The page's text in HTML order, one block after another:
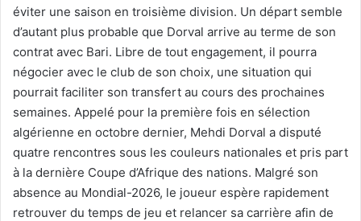
éviter une saison en troisième division. Un départ semble
d’autant plus probable que Dorval arrive au terme de son
contrat avec Bari. Libre de tout engagement, il pourra
négocier avec le club de son choix, une situation qui
pourrait faciliter son transfert au cours des prochaines
semaines. Appelé pour la première fois en sélection
algérienne en octobre dernier, Mehdi Dorval a disputé
quatre rencontres sous les couleurs nationales et pris part
à la dernière Coupe d’Afrique des nations. Malgré son
absence au Mondial-2026, le joueur espère rapidement
retrouver du temps de jeu et relancer sa carrière afin de